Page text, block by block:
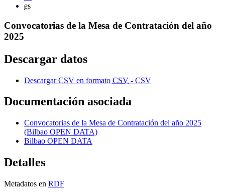
es
Convocatorias de la Mesa de Contratación del año
2025
Descargar datos
Descargar CSV en formato CSV - CSV
Documentación asociada
Convocatorias de la Mesa de Contratación del año 2025
(Bilbao OPEN DATA)
Bilbao OPEN DATA
Detalles
Metadatos en RDF